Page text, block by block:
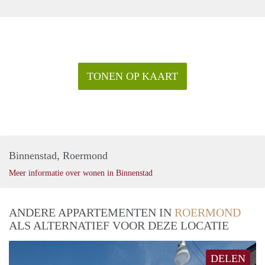
TONEN OP KAART
Binnenstad, Roermond
Meer informatie over wonen in Binnenstad
ANDERE APPARTEMENTEN IN ROERMOND
ALS ALTERNATIEF VOOR DEZE LOCATIE
DELEN